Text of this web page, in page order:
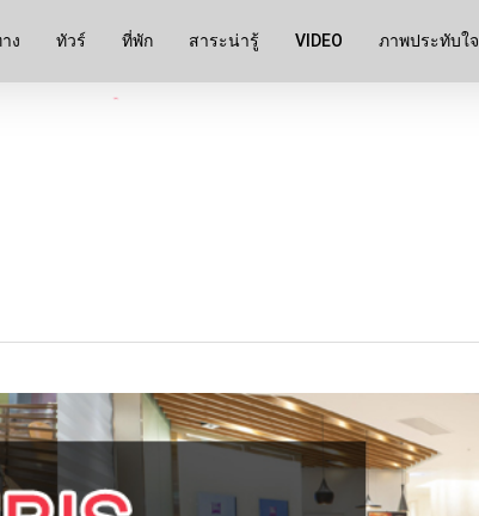
ง ทัวร์ ที่พัก สาระน่ารู้ VIDEO ภาพประทับใจ